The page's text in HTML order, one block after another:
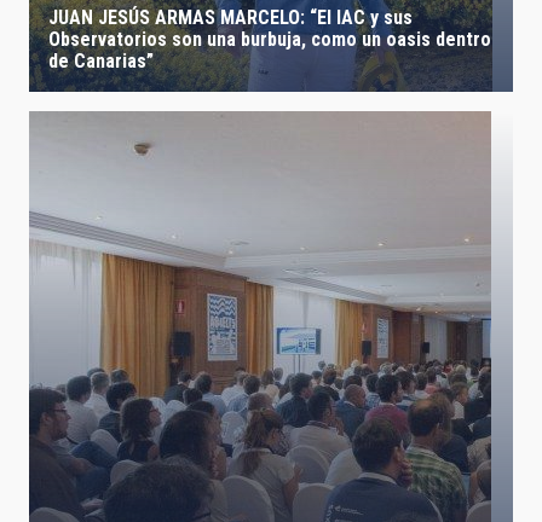
JUAN JESÚS ARMAS MARCELO: “El IAC y sus
Observatorios son una burbuja, como un oasis dentro
de Canarias”